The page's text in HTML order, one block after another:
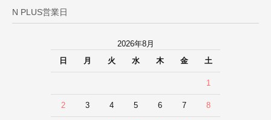
N PLUS営業日
2026年8月
日
月 火 水 木 金 土
1
2 3 4 5 6 7 8